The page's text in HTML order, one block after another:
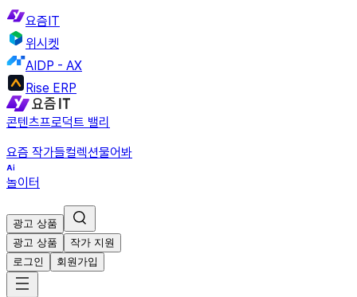
요즘IT
위시켓
AIDP - AX
Rise ERP
콘텐츠프로덕트 밸리
요즘 작가들컬렉션물어봐
놀이터
광고 상품
광고 상품
작가 지원
로그인
회원가입